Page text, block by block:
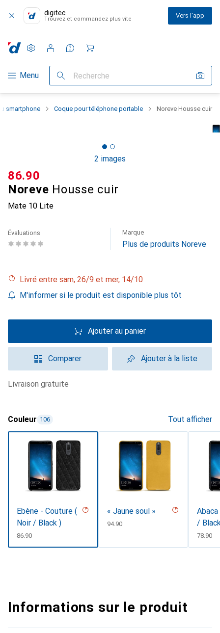
digitec
Trouvez et commandez plus vite Vers l'app
Navigation par catégorie
Menu Recherche
Paramètres
Compte client
Listes de comparaison
Listes d'envies
Panier
smartphone Coque pour téléphone portable Noreve Housse cuir
2 images
Noreve Housse cuir
Mate 10 Lite
CHF
86.90
Évaluations Marque
Plus de produits Noreve
Livré entre sam, 26/9 et mer, 14/10
M'informer si le produit est disponible plus tôt
Ajouter au panier
Comparer Ajouter à la liste
livraison gratuite
Couleur 106 Tout afficher
Ebène - Couture (
Noir / Black )
CHF
86.90
« Jaune soul »
CHF
94.90
/
CHF
78.90
Informations sur le produit